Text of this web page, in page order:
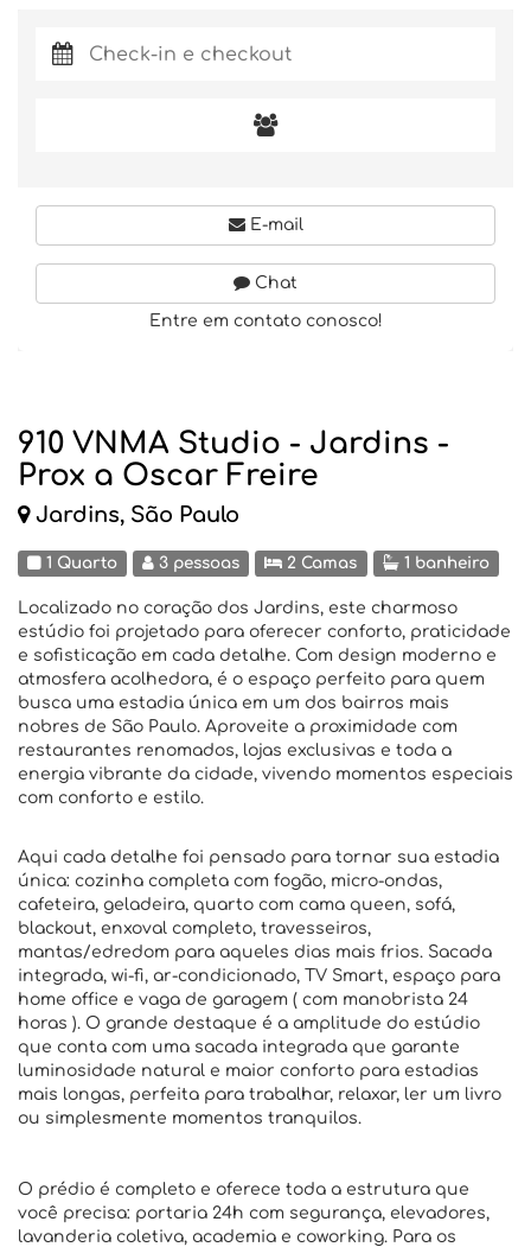
910 VNMA Studio - Jardins -
Prox a Oscar Freire
Jardins, São Paulo
1 Quarto 3 pessoas 2 Camas 1 banheiro
Localizado no coração dos Jardins, este charmoso
estúdio foi projetado para oferecer conforto, praticidade
e sofisticação em cada detalhe. Com design moderno e
atmosfera acolhedora, é o espaço perfeito para quem
busca uma estadia única em um dos bairros mais
nobres de São Paulo. Aproveite a proximidade com
restaurantes renomados, lojas exclusivas e toda a
energia vibrante da cidade, vivendo momentos especiais
com conforto e estilo.
Aqui cada detalhe foi pensado para tornar sua estadia
única: cozinha completa com fogão, micro-ondas,
cafeteira, geladeira, quarto com cama queen, sofá,
blackout, enxoval completo, travesseiros,
mantas/edredom para aqueles dias mais frios. Sacada
integrada, wi-fi, ar-condicionado, TV Smart, espaço para
home office e vaga de garagem ( com manobrista 24
horas ). O grande destaque é a amplitude do estúdio
que conta com uma sacada integrada que garante
luminosidade natural e maior conforto para estadias
mais longas, perfeita para trabalhar, relaxar, ler um livro
ou simplesmente momentos tranquilos.
O prédio é completo e oferece toda a estrutura que
você precisa: portaria 24h com segurança, elevadores,
lavanderia coletiva, academia e coworking. Para os
E-mail
Chat
Entre em contato conosco!